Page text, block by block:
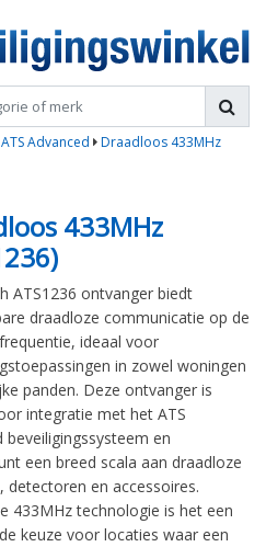
Advanced
Draadloos 433MHz
433MHz
ATS1236 ontvanger biedt
draadloze communicatie op de
ideaal voor
in zowel woningen
panden. Deze ontvanger is
integratie met het ATS
beveiligingssysteem en
een breed scala aan draadloze
detectoren en accessoires.
433MHz technologie is het een
keuze voor locaties waar een